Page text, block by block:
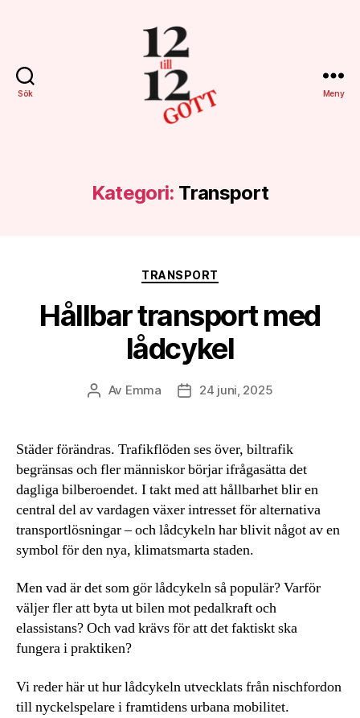
Sök Meny
Kategori: Transport
Kategorier
TRANSPORT
Hållbar transport med
lådcykel
Inläggsförfattare
Av Emma Inläggsdatum
24 juni, 2025
Städer förändras. Trafikflöden ses över, biltrafik
begränsas och fler människor börjar ifrågasätta det
dagliga bilberoendet. I takt med att hållbarhet blir en
central del av vardagen växer intresset för alternativa
transportlösningar – och lådcykeln har blivit något av en
symbol för den nya, klimatsmarta staden.
Men vad är det som gör lådcykeln så populär? Varför
väljer fler att byta ut bilen mot pedalkraft och
elassistans? Och vad krävs för att det faktiskt ska
fungera i praktiken?
Vi reder här ut hur lådcykeln utvecklats från nischfordon
till nyckelspelare i framtidens urbana mobilitet.